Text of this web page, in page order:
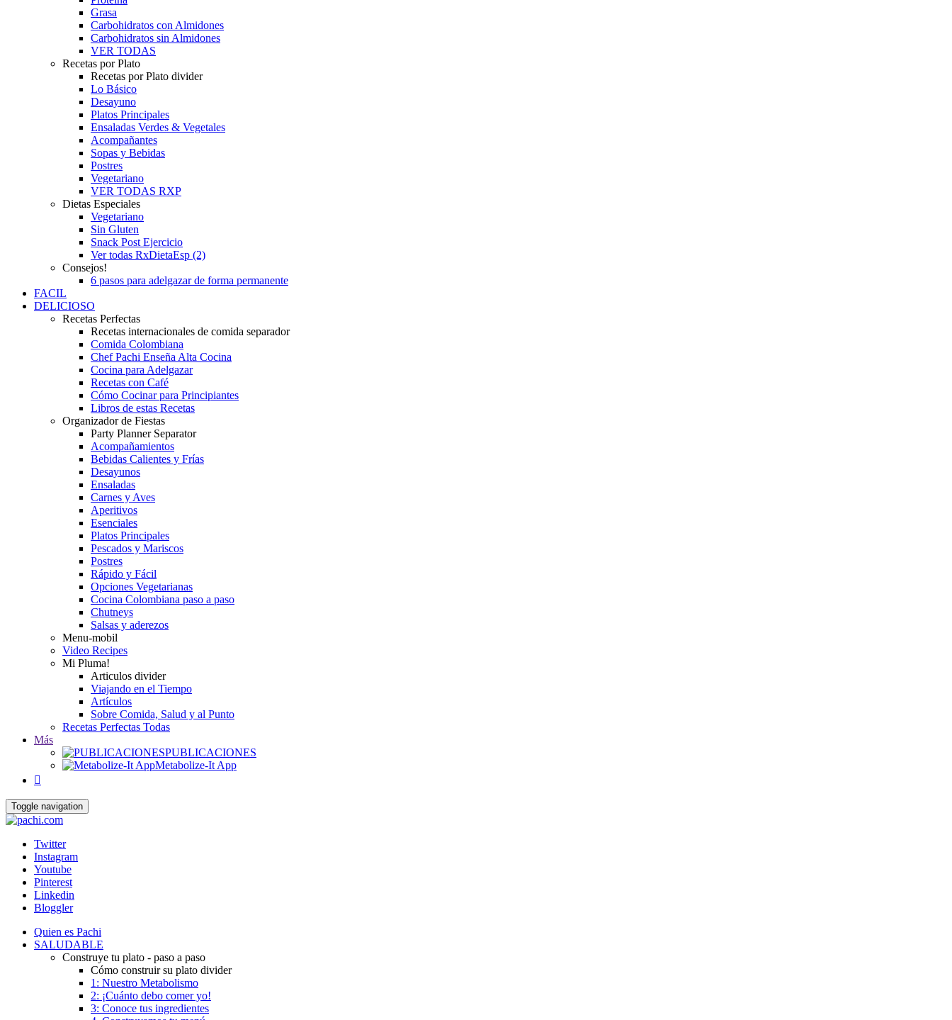
Grasa
Carbohidratos con Almidones
Carbohidratos sin Almidones
VER TODAS
Recetas por Plato
Recetas por Plato divider
Lo Básico
Desayuno
Platos Principales
Ensaladas Verdes & Vegetales
Acompañantes
Sopas y Bebidas
Postres
Vegetariano
VER TODAS RXP
Dietas Especiales
Vegetariano
Sin Gluten
Snack Post Ejercicio
Ver todas RxDietaEsp (2)
Consejos!
6 pasos para adelgazar de forma permanente
FACIL
DELICIOSO
Recetas Perfectas
Recetas internacionales de comida separador
Comida Colombiana
Chef Pachi Enseña Alta Cocina
Cocina para Adelgazar
Recetas con Café
Cómo Cocinar para Principiantes
Libros de estas Recetas
Organizador de Fiestas
Party Planner Separator
Acompañamientos
Bebidas Calientes y Frías
Desayunos
Ensaladas
Carnes y Aves
Aperitivos
Esenciales
Platos Principales
Pescados y Mariscos
Postres
Rápido y Fácil
Opciones Vegetarianas
Cocina Colombiana paso a paso
Chutneys
Salsas y aderezos
Menu-mobil
Video Recipes
Mi Pluma!
Articulos divider
Viajando en el Tiempo
Artículos
Sobre Comida, Salud y al Punto
Recetas Perfectas Todas
Más
PUBLICACIONES
Metabolize-It App

Toggle navigation
Twitter
Instagram
Youtube
Pinterest
Linkedin
Bloggler
Quien es Pachi
SALUDABLE
Construye tu plato - paso a paso
Cómo construir su plato divider
1: Nuestro Metabolismo
2: ¡Cuánto debo comer yo!
3: Conoce tus ingredientes